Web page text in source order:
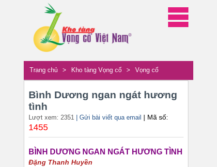
Trang chủ > Kho tàng Vọng cổ > Vọng cổ
Bình Dương ngan ngát hương
tình
Lượt xem: 2351 | Gửi bài viết qua email | Mã số:
1455
BÌNH DƯƠNG NGAN NGÁT HƯƠNG TÌNH
Đặng Thanh Huyền